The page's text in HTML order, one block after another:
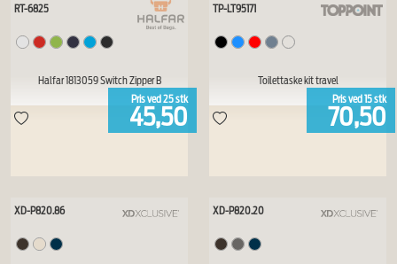
RT-6825
Halfar 1813059 Switch Zipper B
Pris ved 25stk
45,50
TP-LT95171
Toilettaske kit travel
Pris ved 15stk
70,50
XD-P820.86 XD-P820.20